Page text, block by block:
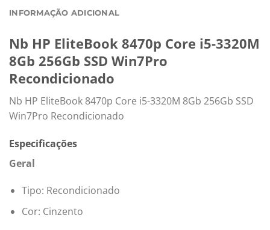
INFORMAÇÃO ADICIONAL
Nb HP EliteBook 8470p Core i5-3320M
8Gb 256Gb SSD Win7Pro
Recondicionado
Nb HP EliteBook 8470p Core i5-3320M 8Gb 256Gb SSD
Win7Pro Recondicionado
Especificações
Geral
Tipo: Recondicionado
Cor: Cinzento